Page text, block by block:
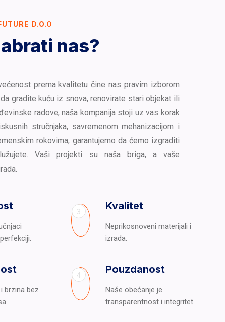
D.O.O
nas?
prema kvalitetu čine nas pravim izborom
gradite kuću iz snova, renovirate stari objekat ili
radove, naša kompanija stoji uz vas korak
stručnjaka, savremenom mehanizacijom i
rokovima, garantujemo da ćemo izgraditi
Vaši projekti su naša briga, a vaše
brzina bez
3 Kvalitet
Neprikosnoveni materijali i
izrada.
4 Pouzdanost
Naše obećanje je
transparentnost i integritet.